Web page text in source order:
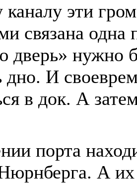
эти
связана одна
дверь» нужно
дно. И
в док. А
порта
А